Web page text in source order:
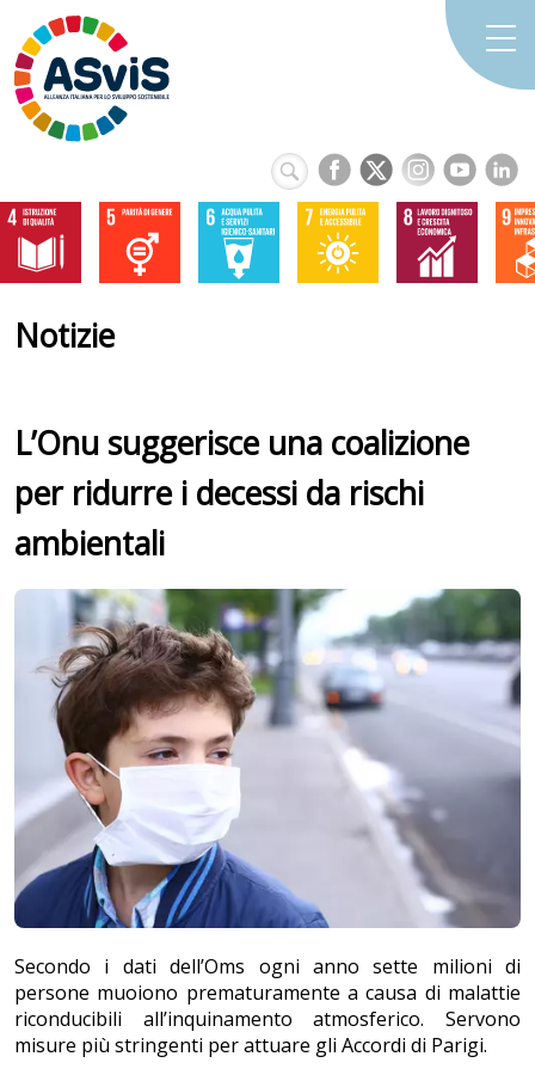
Notizie
L’Onu suggerisce una coalizione
per ridurre i decessi da rischi
ambientali
Secondo i dati dell’Oms ogni anno sette milioni di
persone muoiono prematuramente a causa di malattie
riconducibili all’inquinamento atmosferico. Servono
misure più stringenti per attuare gli Accordi di Parigi.